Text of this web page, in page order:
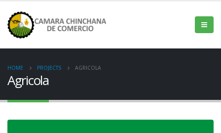
HOME PROJECTS AGRICOLA
Agricola